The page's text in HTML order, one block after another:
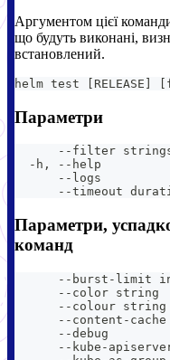
Аргументом цієї
що будуть виконані,
встановлений.
helm test RELEASE
Параметри
--filter
-h, --help
--logs
--timeout
Параметри,
команд
--burst-limit
--color string
--colour
--content-
--debug
--kube-